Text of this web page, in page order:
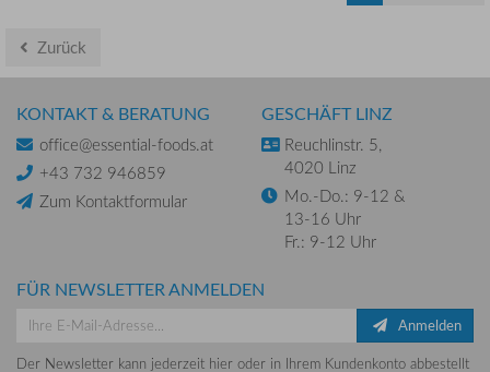
Zurück
KONTAKT & BERATUNG
office@essential-foods.at
+43 732 946859
Zum Kontaktformular
GESCHÄFT LINZ
Reuchlinstr. 5,
4020 Linz
Mo.-Do.: 9-12 &
13-16 Uhr
Fr.: 9-12 Uhr
FÜR NEWSLETTER ANMELDEN
Anmelden
Der Newsletter kann jederzeit hier oder in Ihrem Kundenkonto abbestellt